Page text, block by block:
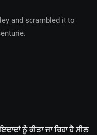
and scrambled it to
ਨੂੰ ਕੀਤਾ ਜਾ ਰਿਹਾ ਹੈ ਸੀਲ